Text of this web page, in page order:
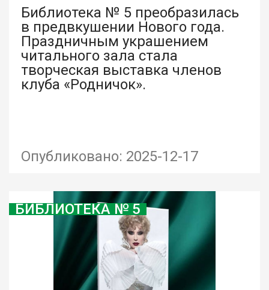
Библиотека № 5 преобразилась
в предвкушении Нового года.
Праздничным украшением
читального зала стала
творческая выставка членов
клуба «Родничок».
Опубликовано: 2025-12-17
БИБЛИОТЕКА № 5